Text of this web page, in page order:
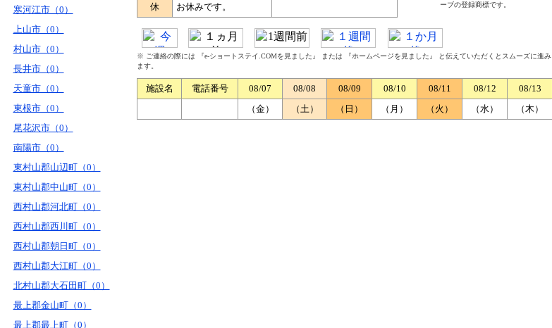
寒河江市（0）
上山市（0）
村山市（0）
長井市（0）
天童市（0）
東根市（0）
尾花沢市（0）
南陽市（0）
東村山郡山辺町（0）
東村山郡中山町（0）
西村山郡河北町（0）
西村山郡西川町（0）
西村山郡朝日町（0）
西村山郡大江町（0）
北村山郡大石田町（0）
最上郡金山町（0）
最上郡最上町（0）
休
お休みです。
ーブの登録商標です。
※ ご連絡の際には 『e-ショートステイ.COMを見ました』 または 『ホームページを見ました』 と伝えていただくとスムーズに進み
ます。
施設名 電話番号 08/07 08/08 08/09 08/10 08/11 08/12
08/13
（金）
（土） （日） （月） （火） （水） （木）